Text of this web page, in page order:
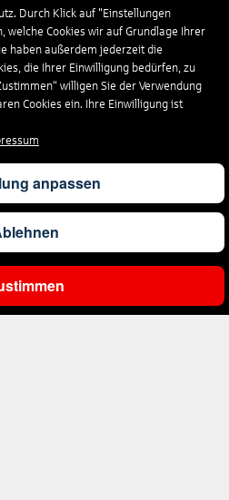
filtern
Durch Klick auf "Einstellungen
welche Cookies wir auf Grundlage Ihrer
haben außerdem jederzeit die
die Ihrer Einwilligung bedürfen, zu
willigen Sie der Verwendung
Cookies ein. Ihre Einwilligung ist
anpassen